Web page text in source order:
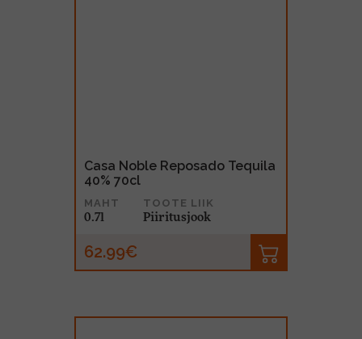
Casa Noble Reposado Tequila
40% 70cl
MAHT
0.7l
TOOTE LIIK
Piiritusjook
62.99€